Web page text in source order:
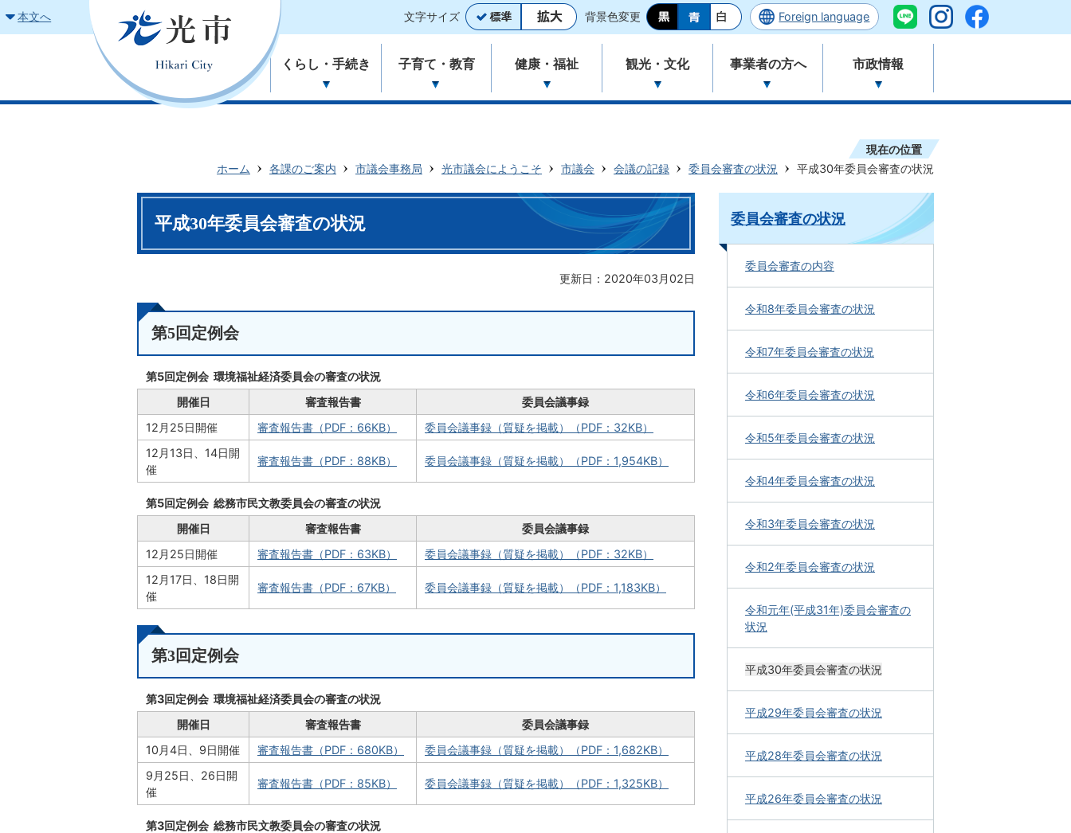
本文へ 文字サイズ 背景色変更 Foreign language
くらし・手続き 子育て・教育 健康・福祉 観光・文化 事業者の方へ 市政情報
現在の位置
ホーム
各課のご案内 市議会事務局 光市議会にようこそ 市議会 会議の記録 委員会審査の状況 平成30年委員会審査の状況
平成30年委員会審査の状況
更新日：2020年03月02日
第5回定例会
第5回定例会 環境福祉経済委員会の審査の状況
開催日
審査報告書
委員会議事録
12月25日開催
審査報告書（PDF：66KB）
委員会議事録（質疑を掲載）（PDF：32KB）
12月13日、14日開
催
審査報告書（PDF：88KB） 委員会議事録（質疑を掲載）（PDF：1,954KB）
第5回定例会 総務市民文教委員会の審査の状況
開催日
審査報告書
委員会議事録
12月25日開催
審査報告書（PDF：63KB）
委員会議事録（質疑を掲載）（PDF：32KB）
12月17日、18日開
催
審査報告書（PDF：67KB） 委員会議事録（質疑を掲載）（PDF：1,183KB）
第3回定例会
第3回定例会 環境福祉経済委員会の審査の状況
開催日
審査報告書
委員会議事録
10月4日、9日開催
審査報告書（PDF：680KB）
委員会議事録（質疑を掲載）（PDF：1,682KB）
9月25日、26日開
催
審査報告書（PDF：85KB） 委員会議事録（質疑を掲載）（PDF：1,325KB）
第3回定例会 総務市民文教委員会の審査の状況
委員会審査の状況
委員会審査の内容
令和8年委員会審査の状況
令和7年委員会審査の状況
令和6年委員会審査の状況
令和5年委員会審査の状況
令和4年委員会審査の状況
令和3年委員会審査の状況
令和2年委員会審査の状況
令和元年(平成31年)委員会審査の
状況
平成30年委員会審査の状況
平成29年委員会審査の状況
平成28年委員会審査の状況
平成26年委員会審査の状況